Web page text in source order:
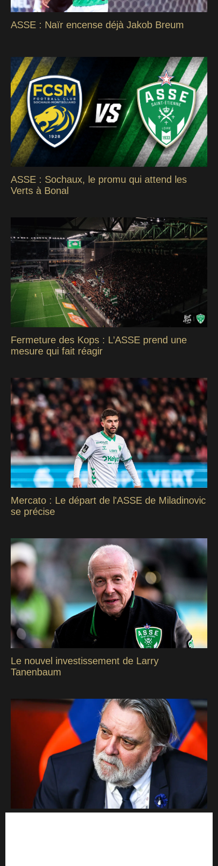
ASSE : Naïr encense déjà Jakob Breum
ASSE : Sochaux, le promu qui attend les
Verts à Bonal
Fermeture des Kops : L’ASSE prend une
mesure qui fait réagir
Mercato : Le départ de l'ASSE de Miladinovic
se précise
Le nouvel investissement de Larry
Tanenbaum